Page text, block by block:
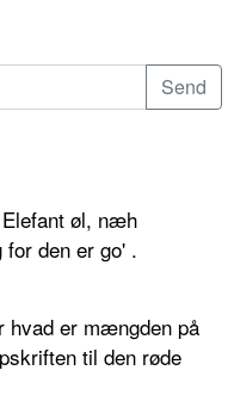
øl, næh
for den er go' .
hvad er mængden på
til den røde